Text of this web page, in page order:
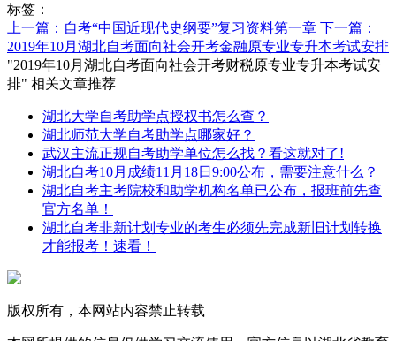
标签：
上一篇：自考“中国近现代史纲要”复习资料第一章 下一篇：
2019年10月湖北自考面向社会开考金融原专业专升本考试安排
"2019年10月湖北自考面向社会开考财税原专业专升本考试安
排" 相关文章推荐
湖北大学自考助学点授权书怎么查？
湖北师范大学自考助学点哪家好？
武汉主流正规自考助学单位怎么找？看这就对了!
湖北自考10月成绩11月18日9:00公布，需要注意什么？
湖北自考主考院校和助学机构名单已公布，报班前先查
官方名单！
湖北自考非新计划专业的考生必须先完成新旧计划转换
才能报考！速看！
版权所有，本网站内容禁止转载